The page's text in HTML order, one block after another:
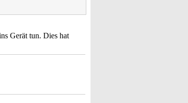
Gerät tun. Dies hat